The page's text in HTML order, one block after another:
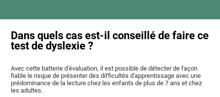
Dans quels cas est-il conseillé de faire ce
test de dyslexie ?
Avec cette batterie d'évaluation, il est possible de détecter de façon
fiable le risque de présenter des difficultés d'apprentissage avec une
prédominance de la lecture chez les enfants de plus de 7 ans et chez
les adultes.